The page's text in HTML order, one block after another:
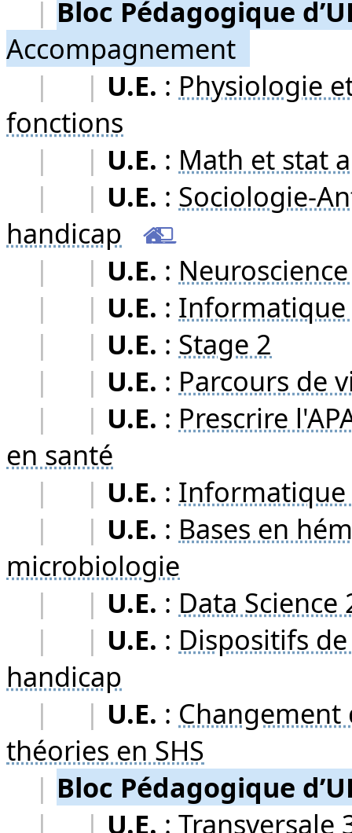
| Bloc Pédagogique
Accompagnement
|
| U.E. : Physiologie
fonctions
|
| U.E. : Math et stat
|
| U.E. : Sociologie-
handicap
|
| U.E. :
|
| U.E. : Informatique
|
| U.E. : Stage 2
|
| U.E. : Parcours de
|
| U.E. : Prescrire
en santé
|
| U.E. : Informatique
|
| U.E. : Bases en
microbiologie
|
| U.E. : Data
|
| U.E. : Dispositifs
handicap
|
| U.E. :
théories en SHS
| Bloc Pédagogique
|
| U.E. : Transversale